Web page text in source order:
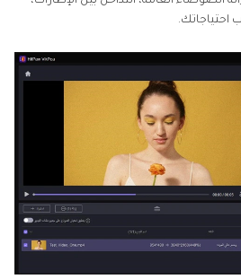
احتياجاتك.